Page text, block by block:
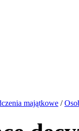
majątkowe /